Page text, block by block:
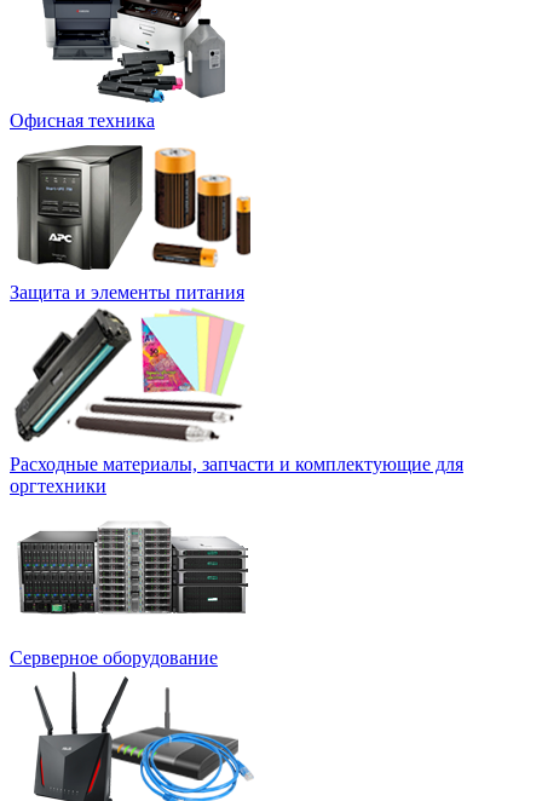
Офисная техника
Защита и элементы питания
Расходные материалы, запчасти и комплектующие для
оргтехники
Серверное оборудование